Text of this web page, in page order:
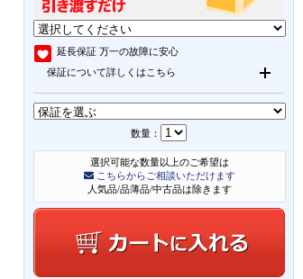
延長保証 万一の故障に安心
保証について詳しくはこちら
数量：
選択可能な数量以上のご希望は
こちらからご相談いただけます
人気品/品薄品/中古品は除きます